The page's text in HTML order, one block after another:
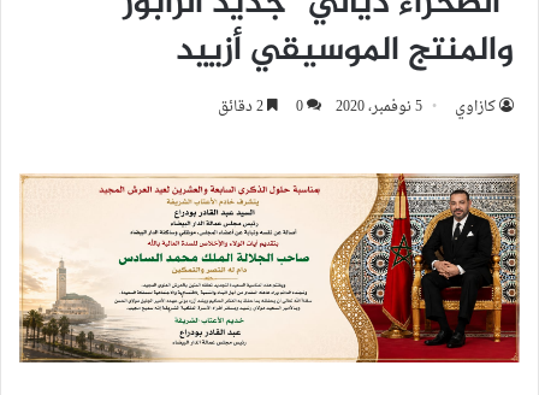
والمنتج الموسيقي أزييد
كازاوي 5 نوفمبر، 2020 0